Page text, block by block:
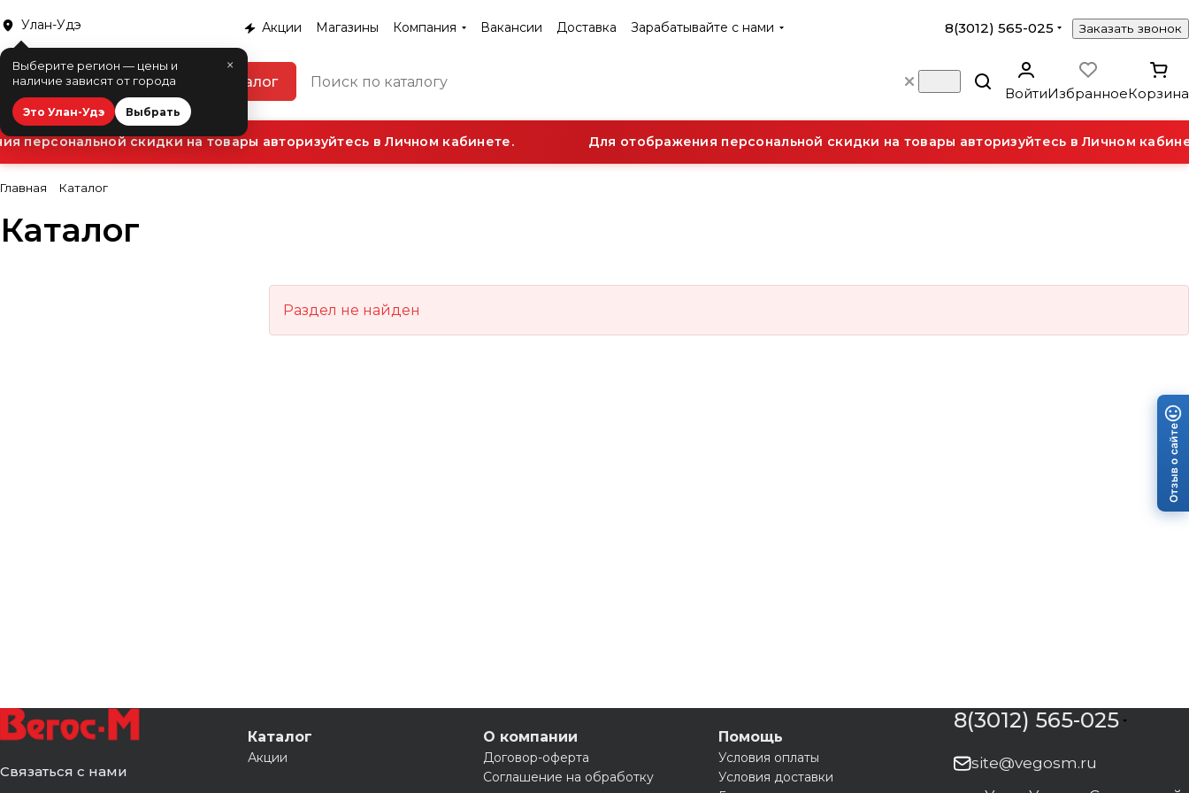
Улан-Удэ
×
Выберите регион — цены и
наличие зависят от города
Это Улан-Удэ Выбрать
Акции Магазины Компания Вакансии Доставка Зарабатывайте с нами 8(3012) 565-025 Заказать звонок
Каталог
ВойтиИзбранноеКорзина
персональной скидки на товары авторизуйтесь в Личном кабинете. Для отображения персональной скидки на товары авторизуйтесь в Личном
Главная Каталог
Каталог
Раздел не найден
Связаться с нами
Каталог
Акции
О компании
Договор-оферта
Соглашение на обработку
Помощь
Условия оплаты
Условия доставки
8(3012) 565-025
site@vegosm.ru
Отзыв о сайте